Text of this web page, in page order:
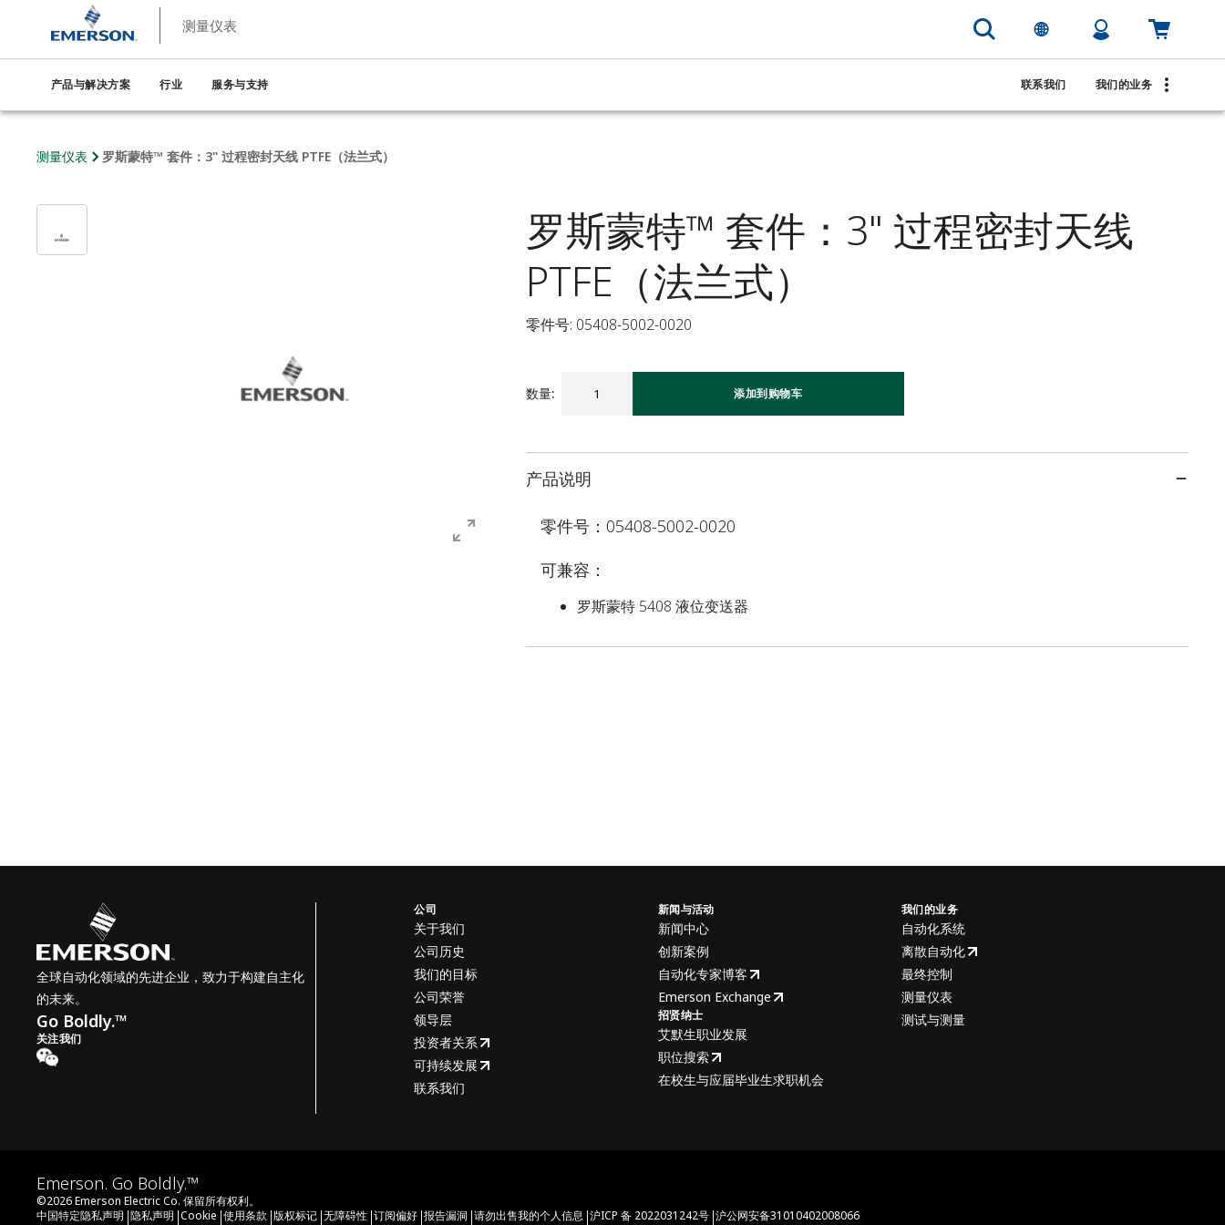
测量仪表
产品与解决方案 行业 服务与支持 联系我们 我们的业务
测量仪表 罗斯蒙特™ 套件：3" 过程密封天线 PTFE（法兰式）
罗斯蒙特™ 套件：3" 过程密封天线
PTFE（法兰式）
零件号: 05408-5002-0020
数量: 添加到购物车
产品说明
零件号：05408-5002-0020
可兼容：
罗斯蒙特 5408 液位变送器
全球自动化领域的先进企业，致力于构建自主化
的未来。
Go Boldly.™
关注我们
公司
关于我们
公司历史
我们的目标
公司荣誉
领导层
投资者关系
可持续发展
联系我们
新闻与活动
新闻中心
创新案例
自动化专家博客
Emerson Exchange
招贤纳士
艾默生职业发展
职位搜索
在校生与应届毕业生求职机会
我们的业务
自动化系统
离散自动化
最终控制
测量仪表
测试与测量
Emerson. Go Boldly.™
©2026Emerson Electric Co. 保留所有权利。
中国特定隐私声明 |隐私声明 |Cookie |使用条款 |版权标记 |无障碍性 |订阅偏好 |报告漏洞 |请勿出售我的个人信息 |沪ICP 备 2022031242号 |沪公网安备31010402008066